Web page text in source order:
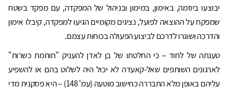
יבוצעו ביוזמה, באימון, במימון ובניהול של המפקדה, עם מפקד בשטח
שמפקח על ההוצאה לפועל, נציגים מקומיים הגיעו למפקדה, קיבלו אימון
והדרכה ושוגרו לדרכם לביצוע הפעולה בכוחות עצמם.
טענתה של לחוד – כי החלטתו של בן לאדן להעניק "חותמת כשרות"
לארגונים השותפים שאל-קאעדה לא יכול היה לשלוט בהם או להשפיע
עליהם באופן מלא התבררה כחישוב מוטעה (עמ' 148) – היא פסקנית מדי